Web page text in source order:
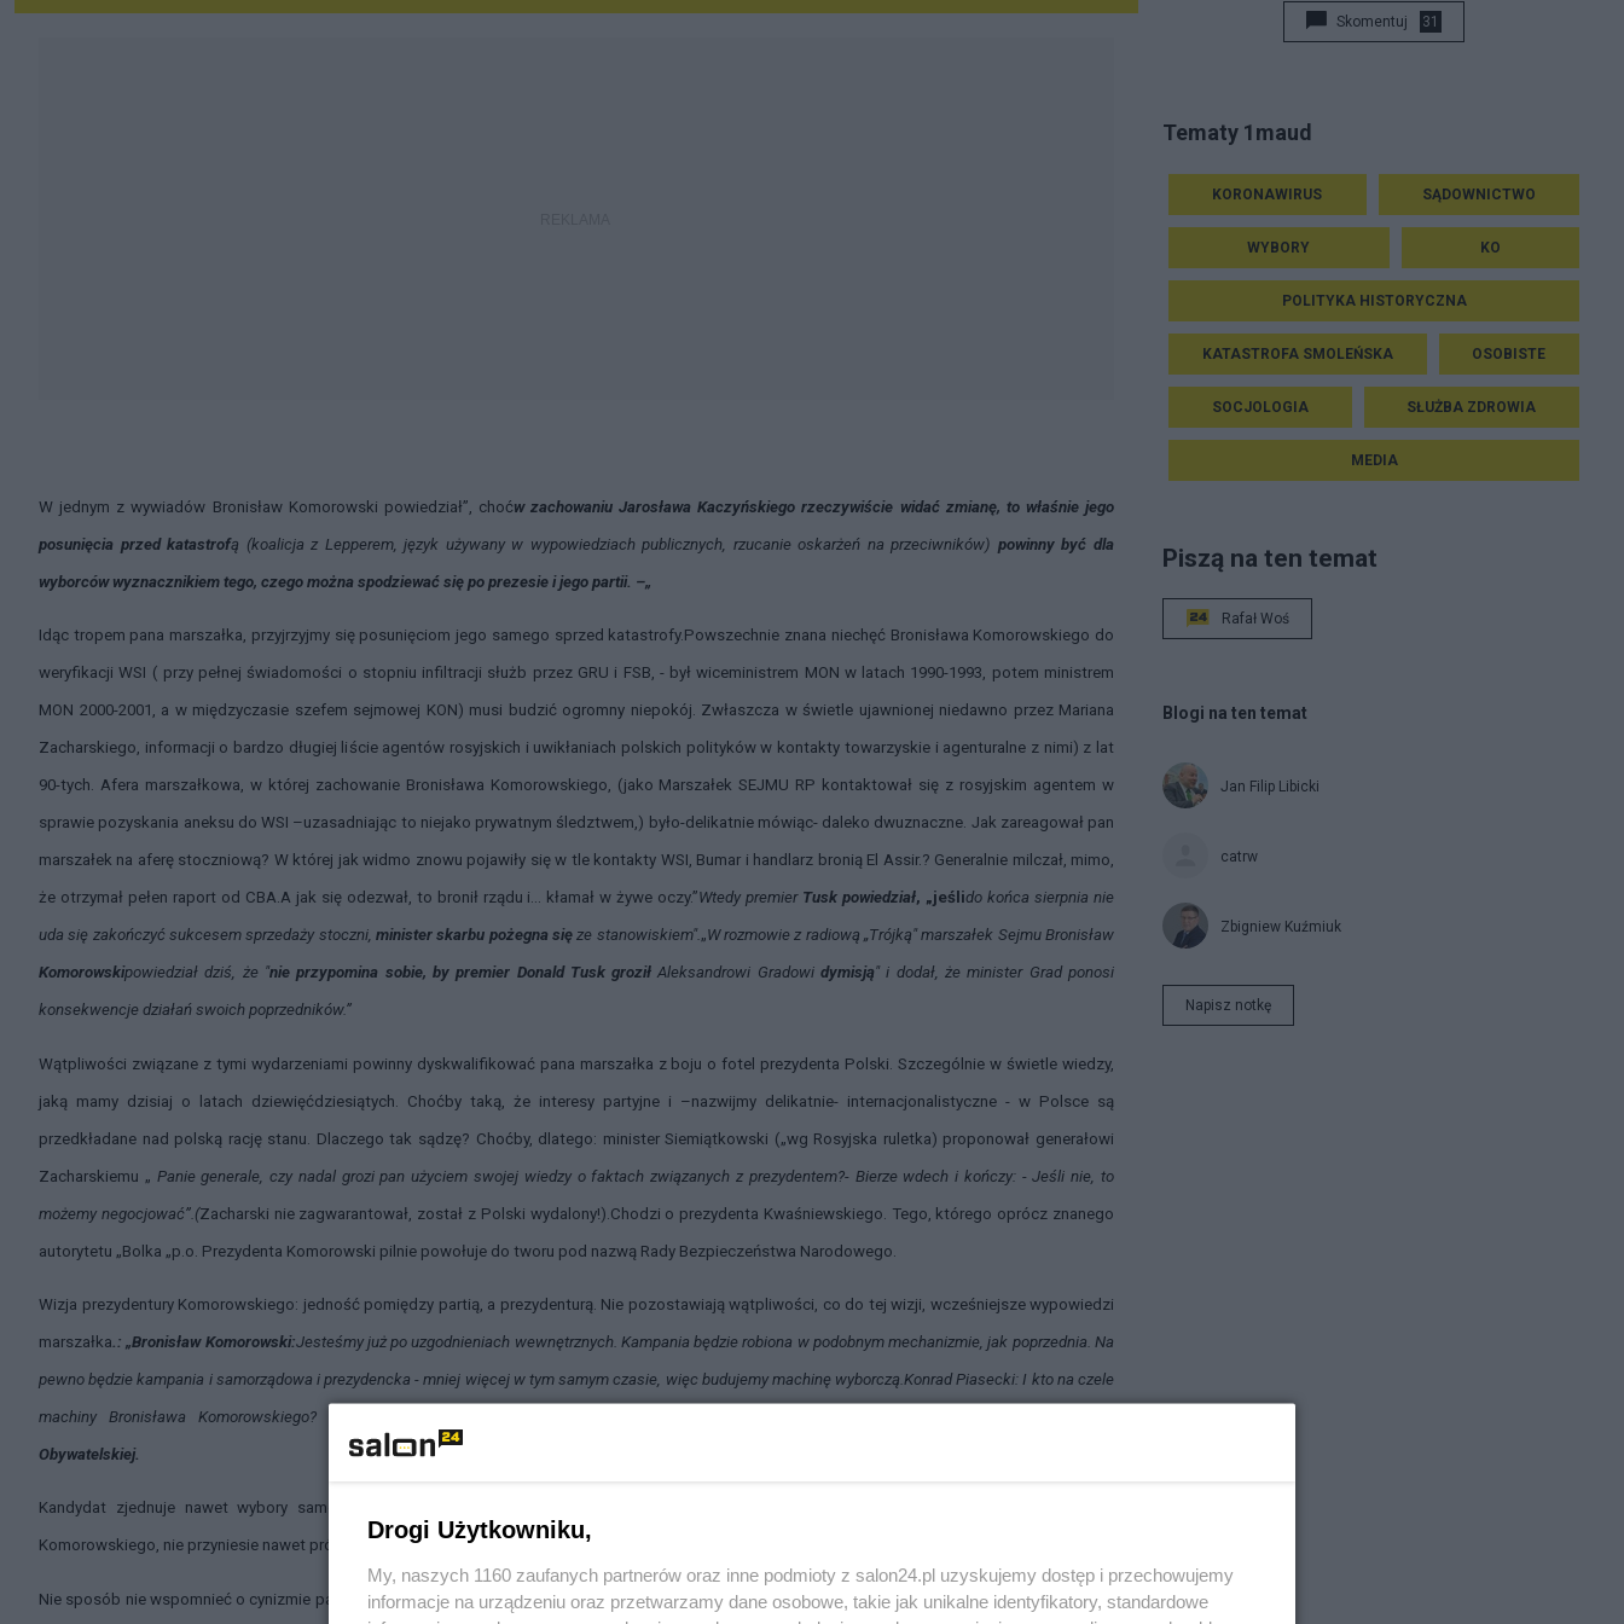
W jednym z wywiadów Bronisław Komorowski powiedział”, choćw zachowaniu Jarosława Kaczyńskiego rzeczywiście widać zmianę, to właśnie jego
posunięcia przed katastrofą (koalicja z Lepperem, język używany w wypowiedziach publicznych, rzucanie oskarżeń na przeciwników) powinny być dla
wyborców wyznacznikiem tego, czego można spodziewać się po prezesie i jego partii. –„
Idąc tropem pana marszałka, przyjrzyjmy się posunięciom jego samego sprzed katastrofy.Powszechnie znana niechęć Bronisława Komorowskiego do
weryfikacji WSI ( przy pełnej świadomości o stopniu infiltracji służb przez GRU i FSB, - był wiceministrem MON w latach 1990-1993, potem ministrem
MON 2000-2001, a w międzyczasie szefem sejmowej KON) musi budzić ogromny niepokój. Zwłaszcza w świetle ujawnionej niedawno przez Mariana
Zacharskiego, informacji o bardzo długiej liście agentów rosyjskich i uwikłaniach polskich polityków w kontakty towarzyskie i agenturalne z nimi) z lat
90-tych. Afera marszałkowa, w której zachowanie Bronisława Komorowskiego, (jako Marszałek SEJMU RP kontaktował się z rosyjskim agentem w
sprawie pozyskania aneksu do WSI –uzasadniając to niejako prywatnym śledztwem,) było-delikatnie mówiąc- daleko dwuznaczne. Jak zareagował pan
marszałek na aferę stoczniową? W której jak widmo znowu pojawiły się w tle kontakty WSI, Bumar i handlarz bronią El Assir.? Generalnie milczał, mimo,
że otrzymał pełen raport od CBA.A jak się odezwał, to bronił rządu i… kłamał w żywe oczy.”Wtedy premier Tusk powiedział, „jeślido końca sierpnia nie
uda się zakończyć sukcesem sprzedaży stoczni, minister skarbu pożegna się ze stanowiskiem".„W rozmowie z radiową „Trójką" marszałek Sejmu Bronisław
Komorowskipowiedział dziś, że "nie przypomina sobie, by premier Donald Tusk groził Aleksandrowi Gradowidymisją" i dodał, że minister Grad ponosi
konsekwencje działań swoich poprzedników.”
Wątpliwości związane z tymi wydarzeniami powinny dyskwalifikować pana marszałka z boju o fotel prezydenta Polski. Szczególnie w świetle wiedzy,
jaką mamy dzisiaj o latach dziewięćdziesiątych. Choćby taką, że interesy partyjne i –nazwijmy delikatnie- internacjonalistyczne - w Polsce są
przedkładane nad polską rację stanu. Dlaczego tak sądzę? Choćby, dlatego: minister Siemiątkowski („wg Rosyjska ruletka) proponował generałowi
Zacharskiemu „ Panie generale, czy nadal grozi pan użyciem swojej wiedzy o faktach związanych z prezydentem?- Bierze wdech i kończy: - Jeśli nie, to
możemy negocjować”.(Zacharski nie zagwarantował, został z Polski wydalony!).Chodzi o prezydenta Kwaśniewskiego. Tego, którego oprócz znanego
autorytetu „Bolka „p.o. Prezydenta Komorowski pilnie powołuje do tworu pod nazwą Rady Bezpieczeństwa Narodowego.
Wizja prezydentury Komorowskiego: jedność pomiędzy partią, a prezydenturą. Nie pozostawiają wątpliwości, co do tej wizji, wcześniejsze wypowiedzi
marszałka .: „Bronisław Komorowski:Jesteśmy już po uzgodnieniach wewnętrznych. Kampania będzie robiona w podobnym mechanizmie, jak poprzednia. Na
pewno będzie kampania i samorządowa i prezydencka - mniej więcej w tym samym czasie, więc budujemy machinę wyborczą.Konrad Piasecki: I kto na czele
machiny Bronisława Komorowskiego?
Obywatelskiej.
Kandydat zjednuje nawet wybory samorządowe PO z prezydenckimi. Nie można, więc mieć wątpliwości, że ewentualna wygrana Bronisława
Komorowskiego, nie przyniesie nawet prób działań koncyliacyjnych w stosunku do innych partii. To twarda walka o „przewodnią rolę partii”.
Nie sposób nie wspomnieć o cynizmie pana marszałka. W wywiadzie dla RMF FM, pan marszałek powiedział lekko o przyszłości politycznej „Wszystko
Skomentuj 31
Tematy 1maud
KORONAWIRUS SĄDOWNICTWO
WYBORY KO
POLITYKA HISTORYCZNA
KATASTROFA SMOLEŃSKA OSOBISTE
SOCJOLOGIA SŁUŻBA ZDROWIA
MEDIA
Piszą na ten temat
Rafał Woś
Blogi na ten temat
Jan Filip Libicki
catrw
Zbigniew Kuźmiuk
Napisz notkę
Drogi Użytkowniku,
My, naszych 1160 zaufanych partnerów oraz inne podmioty z salon24.pl uzyskujemy dostęp i przechowujemy
informacje na urządzeniu oraz przetwarzamy dane osobowe, takie jak unikalne identyfikatory, standardowe